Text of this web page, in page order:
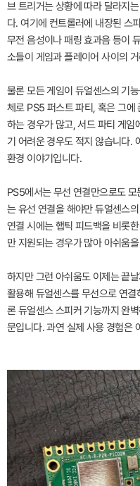
브 트리거는 상황에 따라 달라지
다. 여기에 컨트롤러에 내장된 스
무전 음성이나 패링 효과음 등이
소들이 게임과 플레이어 사이의
물론 모든 게임이 듀얼센스의 기
체로 PS5 퍼스트 파티, 혹은 그에
하는 경우가 많고, 서드 파티 게임
기 어려운 경우도 적지 않습니다.
환경 이야기입니다.
PS5에서는 무선 연결만으로도
는 유선 연결을 해야만 듀얼센스
연결 시에는 햅틱 피드백을 비롯
만 지원되는 경우가 많아 아쉬움
하지만 그런 아쉬움도 이제는 끝
활용해 듀얼센스를 무선으로 연
론 듀얼센스 스피커 기능까지 완
문입니다. 과연 실제 사용 경험은